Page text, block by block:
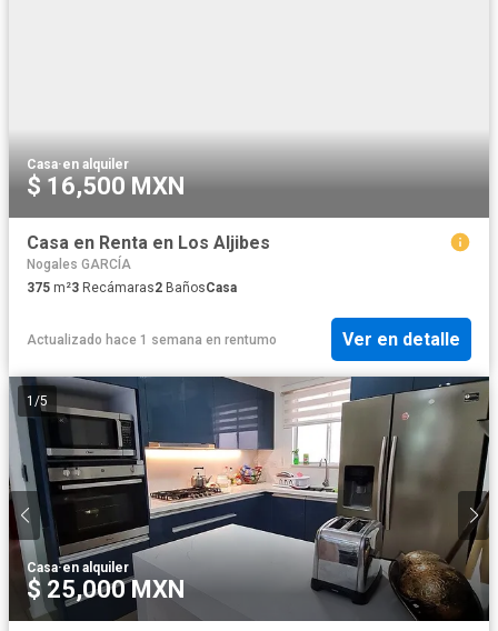
Casa·en alquiler
$ 16,500 MXN
Casa en Renta en Los Aljibes
Nogales GARCÍA
375 m²3 Recámaras2 BañosCasa
Actualizado hace 1 semana en rentumo Ver en detalle
1 /5
Casa·en alquiler
$ 25,000 MXN